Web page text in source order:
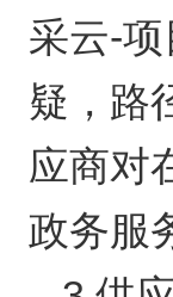
采云-
疑，路
应商对
政务服